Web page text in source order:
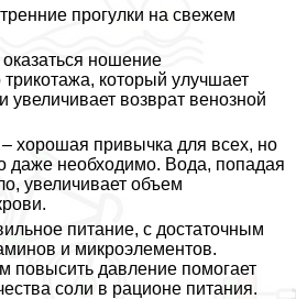
прогулки на свежем
ношение
трикотажа, который улучшает
увеличивает возврат венозной
хорошая привычка для всех, но
даже необходимо. Вода, попадая
увеличивает объем
питание, с достаточным
и микроэлементов.
повысить давление помогает
соли в рационе питания.